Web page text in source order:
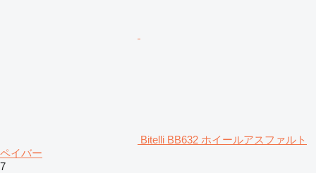
Bitelli BB632 ホイールアスファルト
ペイバー
7